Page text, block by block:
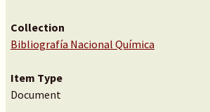
Collection
Bibliografía Nacional Química
Item Type
Document